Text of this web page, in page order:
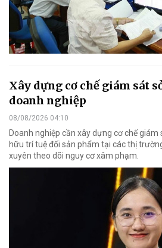
Xây dựng cơ chế giám sát
doanh nghiệp
08/08/2026 04:10
Doanh nghiệp cần xây dựng cơ chế
hữu trí tuệ đối sản phẩm tại các thị
xuyên theo dõi nguy cơ xâm phạm.